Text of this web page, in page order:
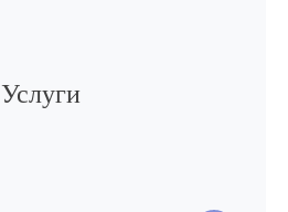
Услуги